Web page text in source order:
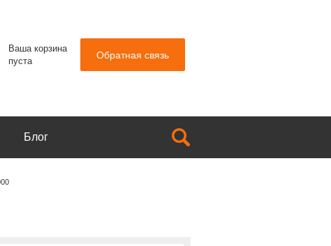
Ваша корзина
пуста
Обратная связь
Блог